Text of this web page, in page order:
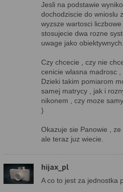
Jesli na podstawie
dochodziscie do wnioslu
wyzsze wartosci
stosujecie dwa rozne
uwage jako
Czy chcecie , czy nie
cenicie wlasna madrosc
Dzieki takim pomiarom
samej matrycy , jak i
nikonem , czy moze
)
Okazuje sie Panowie ,
ale teraz juz wiecie.
hijax_pl
A co to jest za jednostka